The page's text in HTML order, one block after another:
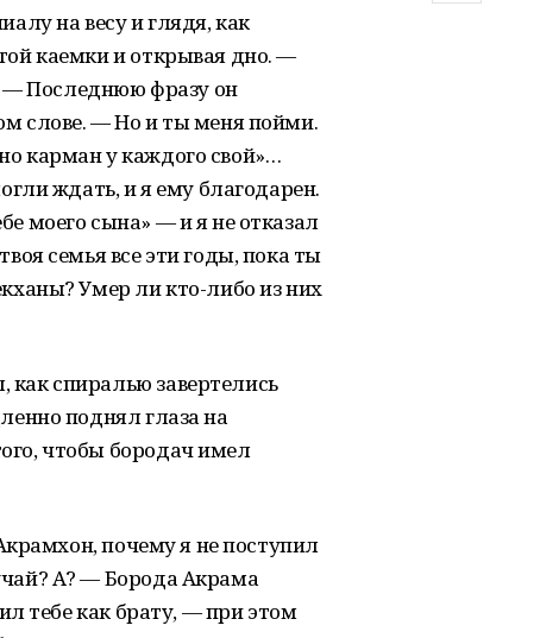
на весу и глядя, как
каемки и открывая дно. —
— Последнюю фразу он
слове. — Но и ты меня пойми.
карман у каждого свой»…
ждать, и я ему благодарен.
моего сына» — и я не отказал
семья все эти годы, пока ты
Умер ли кто-либо из них
спиралью завертелись
поднял глаза на
чтобы бородач имел
почему я не поступил
А? — Борода Акрама
тебе как брату, — при этом